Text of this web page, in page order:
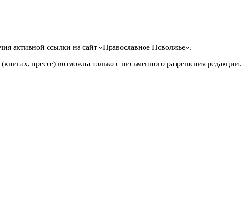
активной ссылки на сайт «Православное Поволжье».
прессе) возможна только с письменного разрешения редакции.